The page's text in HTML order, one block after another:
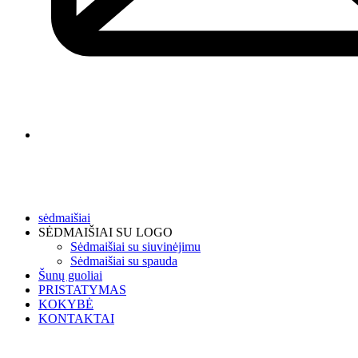
sėdmaišiai
SĖDMAIŠIAI SU LOGO
Sėdmaišiai su siuvinėjimu
Sėdmaišiai su spauda
Šunų guoliai
PRISTATYMAS
KOKYBĖ
KONTAKTAI